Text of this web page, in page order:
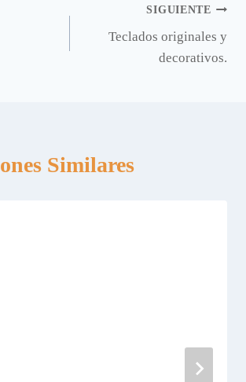
SIGUIENTE
Teclados originales y
decorativos.
Similares